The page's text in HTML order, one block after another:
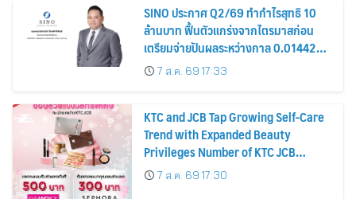
SINO ประกาศ Q2/69 ทำกำไรสุทธิ 10
ล้านบาท ฟื้นตัวแกร่งจากไตรมาสก่อน
เตรียมจ่ายปันผลระหว่างกาล 0.014423
บาทต่อหุ้น ครึ่งปีหลังมุ่งเติบโตต่อเนื่อง
7 ส.ค. 69 17:33
KTC and JCB Tap Growing Self-Care
Trend with Expanded Beauty
Privileges Number of KTC JCB
Cardmembers Spending on
Cosmetics Rises 26%
7 ส.ค. 69 17:30